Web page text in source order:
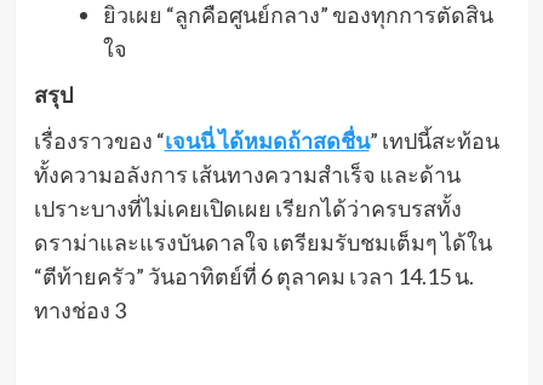
ยิวเผย “ลูกคือศูนย์กลาง” ของทุกการตัดสิน
ใจ
สรุป
เรื่องราวของ “เจนนี่ ได้หมดถ้าสดชื่น” เทปนี้สะท้อน
ทั้งความอลังการ เส้นทางความสำเร็จ และด้าน
เปราะบางที่ไม่เคยเปิดเผย เรียกได้ว่าครบรสทั้ง
ดราม่าและแรงบันดาลใจ เตรียมรับชมเต็มๆ ได้ใน
“ตีท้ายครัว” วันอาทิตย์ที่ 6 ตุลาคม เวลา 14.15 น.
ทางช่อง 3